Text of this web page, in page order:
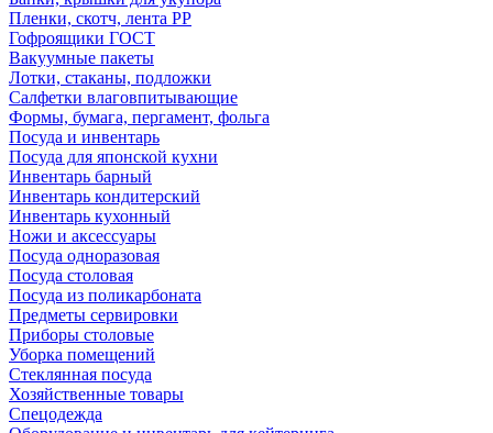
Пленки, скотч, лента РР
Гофроящики ГОСТ
Вакуумные пакеты
Лотки, стаканы, подложки
Салфетки влаговпитывающие
Формы, бумага, пергамент, фольга
Посуда и инвентарь
Посуда для японской кухни
Инвентарь барный
Инвентарь кондитерский
Инвентарь кухонный
Ножи и аксессуары
Посуда одноразовая
Посуда столовая
Посуда из поликарбоната
Предметы сервировки
Приборы столовые
Уборка помещений
Стеклянная посуда
Хозяйственные товары
Спецодежда